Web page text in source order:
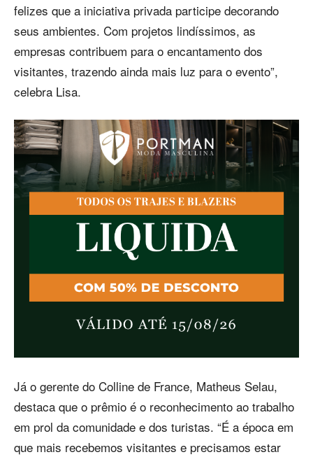
felizes que a iniciativa privada participe decorando
seus ambientes. Com projetos lindíssimos, as
empresas contribuem para o encantamento dos
visitantes, trazendo ainda mais luz para o evento”,
celebra Lisa.
Já o gerente do Colline de France, Matheus Selau,
destaca que o prêmio é o reconhecimento ao trabalho
em prol da comunidade e dos turistas. “É a época em
que mais recebemos visitantes e precisamos estar